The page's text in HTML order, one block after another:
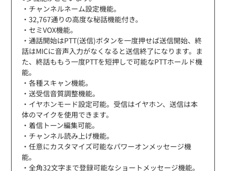
・チャンネルネーム設定機能。
・32,767通りの高度な秘話機能付き。
・セミVOX機能。
・通話開始はPTT(送信)ボタンを一度押せば送信開始、終
話はMICに音声入力がなくなると送信終了になります。ま
た、終話ももう一度PTTを短押しで可能なPTTホールド機
能。
・各種スキャン機能。
・送受信音質調整機能。
・イヤホンモード設定可能。受信はイヤホン、送信は本
体のマイクを使用できます。
・着信トーン編集可能。
・チャンネル読み上げ機能。
・任意にカスタマイズ可能なパワーオンメッセージ機
能。
・全角32文字まで登録可能なショートメッセージ機能。